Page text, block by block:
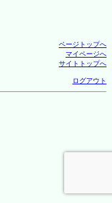
ページトップへ
マイページへ
サイトトップへ
ログアウト